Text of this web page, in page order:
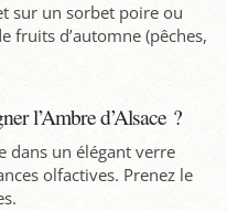
sur un sorbet poire ou
fruits d’automne (pêches,
l’Ambre d’Alsace ?
dans un élégant verre
olfactives. Prenez le